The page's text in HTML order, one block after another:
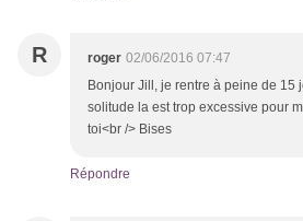
R roger 02/06/2016 07:47
Bonjour Jill, je rentre à peine de 15
solitude la est trop excessive pour
toi<br /> Bises
Répondre